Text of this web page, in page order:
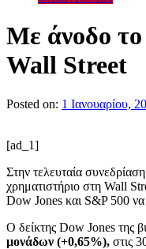
Με άνοδο το
Wall Street
Posted on: 1 Ιανουαρίου,
[ad_1]
Στην τελευταία
χρηματιστήριο στη Wall
Dow Jones και S&P 500
Ο δείκτης Dow Jones της
μονάδων (+0,65%), στις